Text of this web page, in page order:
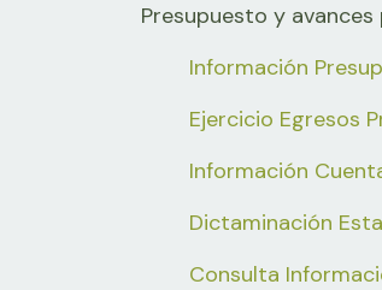
Presupuesto y
Información
Ejercicio Egresos
Información
Dictaminación
Consulta